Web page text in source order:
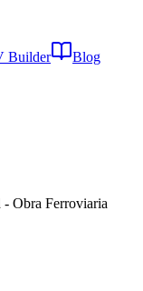
Builder Blog
- Obra Ferroviaria